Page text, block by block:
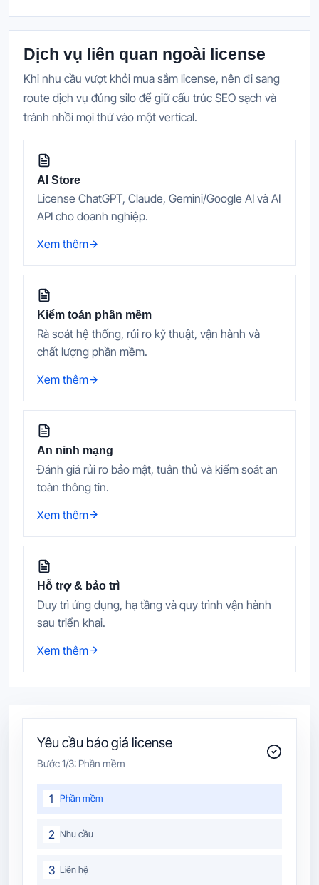
Dịch vụ liên quan ngoài license
Khi nhu cầu vượt khỏi mua sắm license, nên đi sang
route dịch vụ đúng silo để giữ cấu trúc SEO sạch và
tránh nhồi mọi thứ vào một vertical.
AI Store
License ChatGPT, Claude, Gemini/Google AI và AI
API cho doanh nghiệp.
Xem thêm
Kiểm toán phần mềm
Rà soát hệ thống, rủi ro kỹ thuật, vận hành và
chất lượng phần mềm.
Xem thêm
An ninh mạng
Đánh giá rủi ro bảo mật, tuân thủ và kiểm soát an
toàn thông tin.
Xem thêm
Hỗ trợ & bảo trì
Duy trì ứng dụng, hạ tầng và quy trình vận hành
sau triển khai.
Xem thêm
Yêu cầu báo giá license
Bước1/3: Phần mềm
1 Phần mềm
2 Nhu cầu
3 Liên hệ